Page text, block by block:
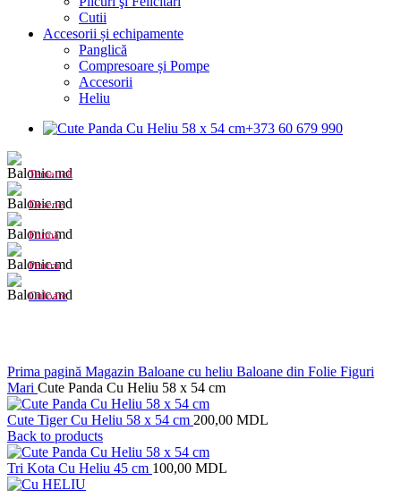
Cutii
Accesorii și echipamente
Panglică
Compresoare și Pompe
Accesorii
Heliu
+373 60 679 990
Tematică
Desene
Formă
Pentru
Culoare
Prima pagină Magazin Baloane cu heliu Baloane din Folie Figuri
Mari Cute Panda Cu Heliu 58 x 54 cm
Cute Tiger Cu Heliu 58 x 54 cm 200,00 MDL
Back to products
Tri Kota Cu Heliu 45 cm 100,00 MDL